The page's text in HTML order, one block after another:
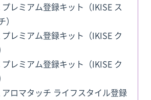
レミアム登録キット（IKISE ス
レミアム登録キット（IKISE ク
レミアム登録キット（IKISE ク
ロマタッチ ライフスタイル登録